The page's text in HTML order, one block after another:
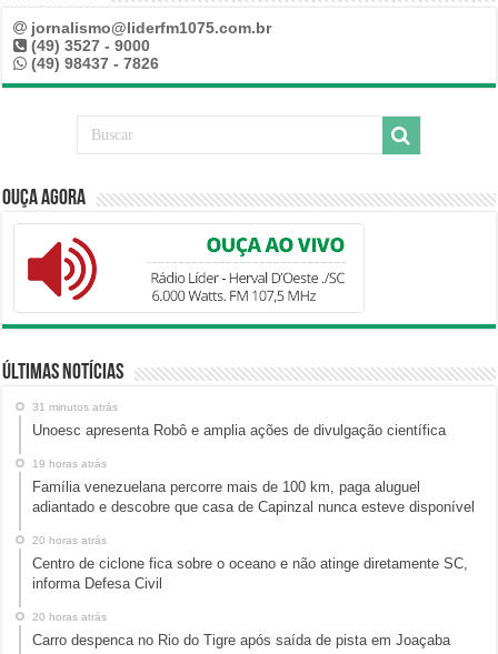
jornalismo@liderfm1075.com.br
(49) 3527 - 9000
(49) 98437 - 7826
Ouça Agora
Últimas Notícias
31 minutos atrás
Unoesc apresenta Robô e amplia ações de divulgação científica
19 horas atrás
Família venezuelana percorre mais de 100 km, paga aluguel
adiantado e descobre que casa de Capinzal nunca esteve disponível
20 horas atrás
Centro de ciclone fica sobre o oceano e não atinge diretamente SC,
informa Defesa Civil
20 horas atrás
Carro despenca no Rio do Tigre após saída de pista em Joaçaba